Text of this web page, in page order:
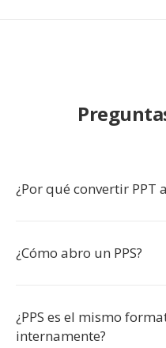
¿Por qué convertir PPT a
¿Cómo abro un PPS?
¿PPS es el mismo
internamente?